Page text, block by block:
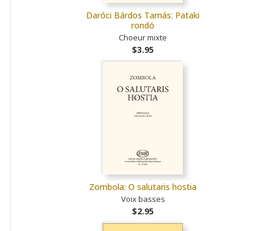
Daróci Bárdos Tamás: Pataki
rondó
Choeur mixte
$3.95
Zombola: O salutaris hostia
Voix basses
$2.95